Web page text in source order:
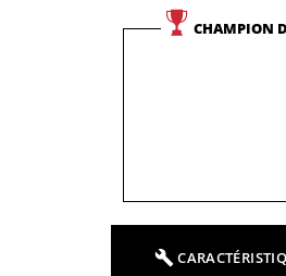
CHAMPION